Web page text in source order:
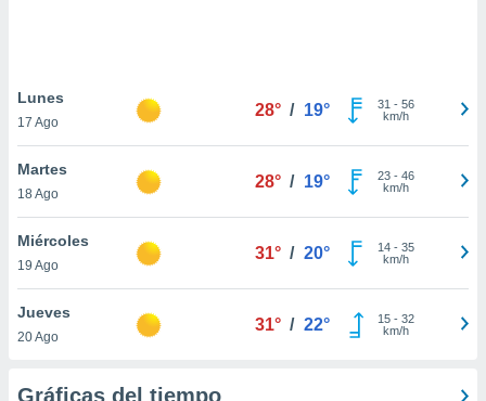
únicos
similares
como
IP
posible
traten tus
en
Para
Lunes
17 Ago
28° / 19° 31 - 56
km/h
Martes
18 Ago
28° / 19° 23- 46
km/h
Miércoles
19 Ago
31° / 20° 14- 35
km/h
Jueves
20 Ago
31° / 22° 15- 32
km/h
Gráficas del tiempo